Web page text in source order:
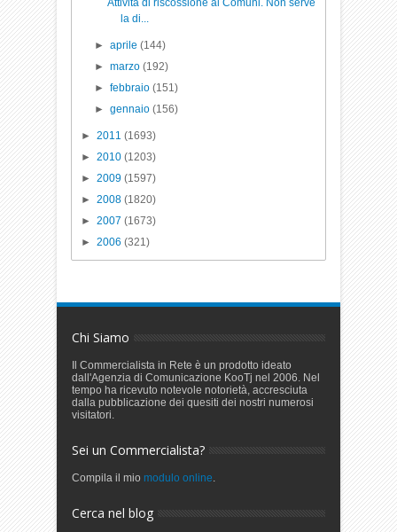
Attività di riscossione ai Comuni. Non serve
la di...
► aprile (144)
► marzo (192)
► febbraio (151)
► gennaio (156)
►2011(1693)
►2010(1203)
►2009(1597)
►2008(1820)
►2007(1673)
►2006(321)
Chi Siamo
Il Commercialista in Rete è un prodotto ideato
dall'Agenzia di Comunicazione KooTj nel 2006. Nel
tempo ha ricevuto notevole notorietà, accresciuta
dalla pubblicazione dei quesiti dei nostri numerosi
visitatori.
Sei un Commercialista?
Compila il mio modulo online.
Cerca nel blog